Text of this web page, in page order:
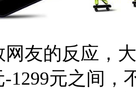
网友的反应，
-1299元之间，